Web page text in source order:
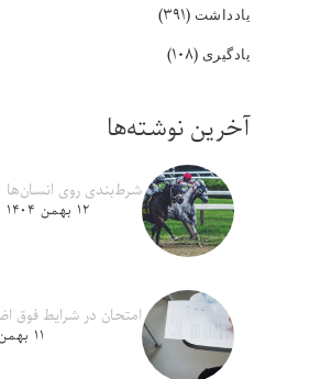
یادداشت (۳۹۱)
یادگیری (۱۰۸)
آخرین نوشته‌ها
شرط‌بندی روی انسان‌ها
۱۲ بهمن ۱۴۰۴
امتحان در شرایط فوق
۱۱ بهمن ۱۴۰۴